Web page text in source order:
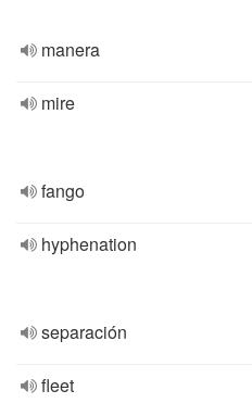
manera
mire
fango
hyphenation
separación
fleet